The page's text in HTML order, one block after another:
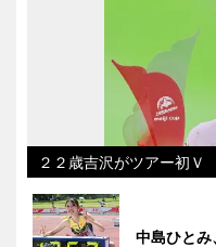
２２歳吉沢がツアー初
中島ひと